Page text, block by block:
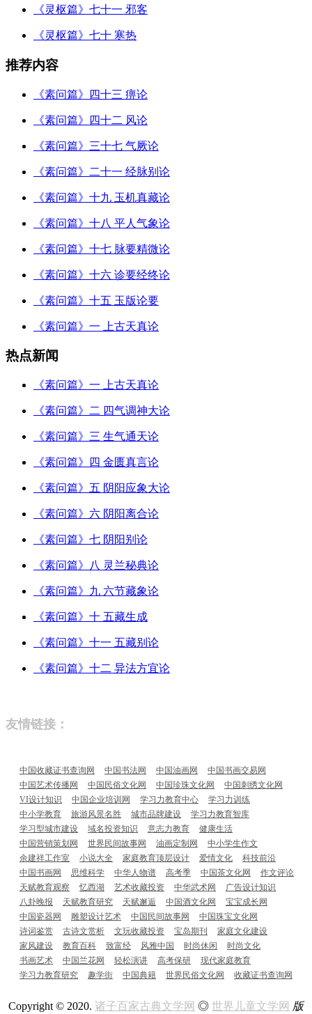
《灵枢篇》七十一 邪客
《灵枢篇》七十 寒热
推荐内容
《素问篇》四十三 痹论
《素问篇》四十二 风论
《素问篇》三十七 气厥论
《素问篇》二十一 经脉别论
《素问篇》十九 玉机真藏论
《素问篇》十八 平人气象论
《素问篇》十七 脉要精微论
《素问篇》十六 诊要经终论
《素问篇》十五 玉版论要
《素问篇》一 上古天真论
热点新闻
《素问篇》一 上古天真论
《素问篇》二 四气调神大论
《素问篇》三 生气通天论
《素问篇》四 金匮真言论
《素问篇》五 阴阳应象大论
《素问篇》六 阴阳离合论
《素问篇》七 阴阳别论
《素问篇》八 灵兰秘典论
《素问篇》九 六节藏象论
《素问篇》十 五藏生成
《素问篇》十一 五藏别论
《素问篇》十二 异法方宜论
友情链接：
中国收藏证书查询网 中国书法网 中国油画网
中国书画交易网
中国艺术传播网
中国民俗文化网 中国珍珠文化网
中国刺绣文化网
VI设计知识
中国企业培训网 学习力教育中心
学习力训练
中小学教育
旅游风景名胜 城市品牌建设
学习力教育智库
学习型城市建设
域名投资知识 意志力教育
健康生活
中国营销策划网
世界民间故事网 油画定制网
中小学生作文
余建祥工作室
小说大全 家庭教育顶层设计 爱情文化
科技前沿
中国书画网
思维科学 中华人物谱 高考季 中国茶文化网
作文评论
天赋教育观察
忆西湖 艺术收藏投资 中华武术网
广告设计知识
八卦晚报
天赋教育研究 天赋邂逅 中国酒文化网
宝宝成长网
中国瓷器网
雕塑设计艺术 中国民间故事网
中国珠宝文化网
诗词鉴赏
古诗文赏析 文玩收藏投资 宝岛期刊
家庭文化建设
家风建设
教育百科 致富经 风雅中国 时尚休闲
时尚文化
书画艺术
中国兰花网 轻松演讲 高考保研
现代家庭教育
学习力教育研究
趣学街 中国典籍 世界民俗文化网 收藏证书查询网
Copyright © 2020. 诸子百家古典文学网 ◎ 世界儿童文学网 版